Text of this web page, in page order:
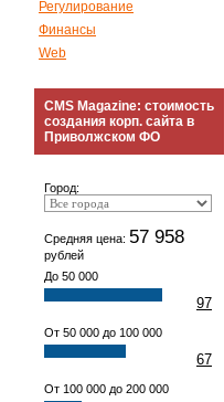
Регулирование
Финансы
Web
CMS Magazine: стоимость
создания корп. сайта в
Приволжском ФО
Город:
Средняя цена: 57 958
рублей
До 50 000
97
От 50 000 до 100 000
67
От 100 000 до 200 000